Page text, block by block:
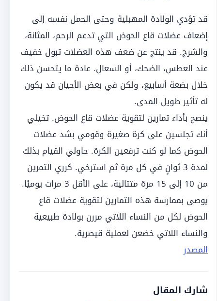
قد تؤدي الولادة المهبلية وحتى الحمل نفسه إلى
إضعاف عضلات قاع الحوض التي تدعم الرحم، المثانة،
والشرج. قد ينتج عن ضعف هذه العضلات تبول خفيف
عند العطس، الضحك، أو السعال. عادة ما يتحسن ذلك
خلال بضعة أسابيع، ولكن في بعض الأحيان قد يكون
له تأثير طويل المدى.
ينصح بأداء تمارين لتقوية عضلات قاع الحوض. تخيلي
أنك تجلسين على كرة صغيرة وقومي بشد عضلات
الحوض كما لو كنت ترفعين الكرة. حاولي القيام بذلك
لمدة 3 ثوانٍ في كل مرة ثم استرخي. كرري التمرين
من 10 إلى 15 مرة متتالية، على الأقل 3 مرات يوميًا.
يوصى بممارسة هذه التمارين لتقوية عضلات قاع
الحوض لكل من النساء اللاتي مررن بولادة طبيعية
والنساء اللاتي خضعن لعملية قيصرية.
المصدر
شارك المقال